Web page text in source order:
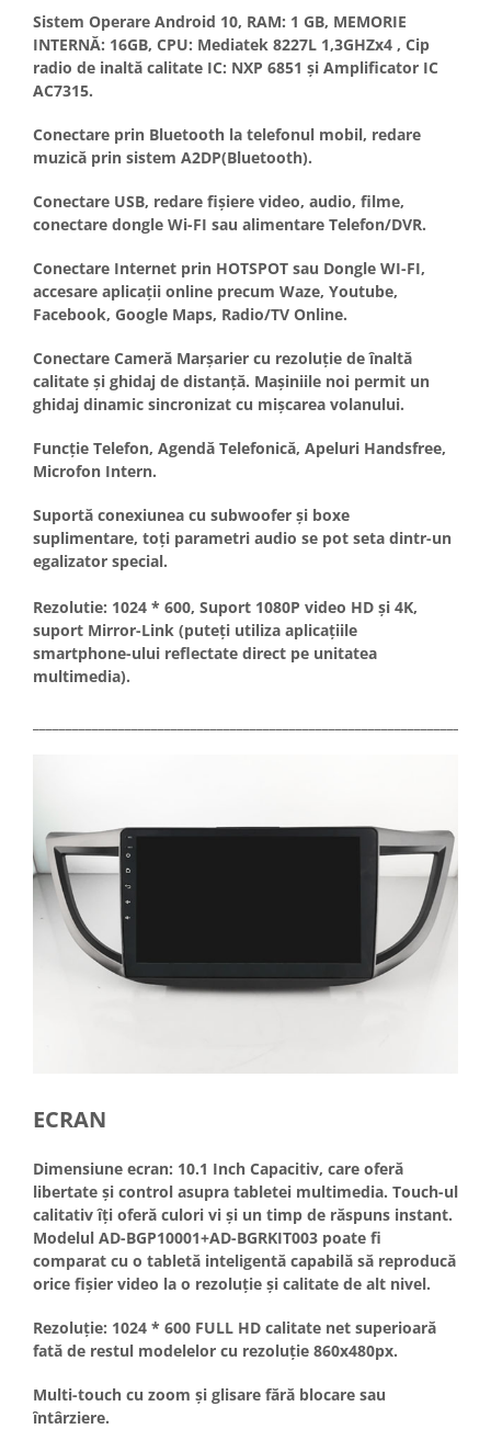
Conectică BMW
Conectică Volkswagen
Conectică Mercedes Benz
Conectică Opel
Conectică Skoda
Conectică Chevrolet
Conectică Renault
Conectică Kia
Conectică Mitsubishi
Lumini ambientale
Sistem Operare Android 10, RAM: 1 GB, MEMORIE
INTERNĂ: 16GB, CPU: Mediatek 8227L 1,3GHZx4 , Cip
radio de inaltă calitate IC: NXP 6851 și Amplificator IC
AC7315.
Conectare prin Bluetooth la telefonul mobil, redare
muzică prin sistem A2DP(Bluetooth).
Conectare USB, redare fișiere video, audio, filme,
conectare dongle Wi-FI sau alimentare Telefon/DVR.
Conectare Internet prin HOTSPOT sau Dongle WI-FI,
accesare aplicații online precum Waze, Youtube,
Facebook, Google Maps, Radio/TV Online.
Conectare Cameră Marșarier cu rezoluție de înaltă
calitate și ghidaj de distanță. Mașiniile noi permit un
ghidaj dinamic sincronizat cu mișcarea volanului.
Funcție Telefon, Agendă Telefonică, Apeluri Handsfree,
Microfon Intern.
Suportă conexiunea cu subwoofer și boxe
suplimentare, toți parametri audio se pot seta dintr-un
egalizator special.
Rezolutie: 1024 * 600, Suport 1080P video HD și 4K,
suport Mirror-Link (puteți utiliza aplicațiile
smartphone-ului reflectate direct pe unitatea
multimedia).
ECRAN
Dimensiune ecran: 10.1 Inch Capacitiv, care oferă
libertate și control asupra tabletei multimedia. Touch-ul
calitativ îți oferă culori vi și un timp de răspuns instant.
Modelul AD-BGP10001+AD-BGRKIT003 poate fi
comparat cu o tabletă inteligentă capabilă să reproducă
orice fișier video la o rezoluție și calitate de alt nivel.
Rezoluție: 1024 * 600 FULL HD calitate net superioară
fată de restul modelelor cu rezoluție 860x480px.
Multi-touch cu zoom și glisare fără blocare sau
întârziere.